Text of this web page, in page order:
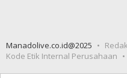
Manadolive.co.id@2025
Kode Etik Internal Perusahaan